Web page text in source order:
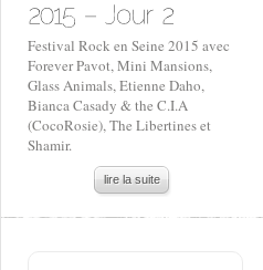
Festival Rock en Seine 2015 avec
Forever Pavot, Mini Mansions,
Glass Animals, Etienne Daho,
Bianca Casady & the C.I.A
(CocoRosie), The Libertines et
Shamir.
lire la suite